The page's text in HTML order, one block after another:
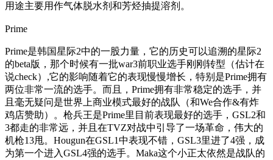
用途主要用作气体脱水剂和芳烃抽提溶剂。
Prime
Prime是韩国星际2中的一股力量，它的历史可以追溯的星际2
的beta版，那个时候有一批war3前职业选手刚刚转型（估计在
说check）,它的影响随着它的表现慢慢增长，特别是Prime拥有
两位非常一流的选手。而且，Prime拥有非常稳定的选手，并
且毫无疑问是世界上商业模式最好的战队（和We合作&有炸
鸡店赞助）。枪兵王是Prime里目前表现最好的选手，GSL2和
3都走的非常远，并且在TVZ对战中引导了一场革命，伟大的
机枪13甩。Hougun在GSL1中表现不错，GSL3里进了4强，成
为第一个进入GSL4强的选手。Maka这个小正太依然是战队的